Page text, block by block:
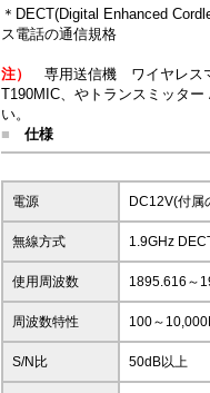
＊DECT(Digital Enhanced
ス電話の通信規格
注）
専用送信機 ワイヤレス
T190MIC、やトランスミッタ
い。
■ 仕様
電源 DC12V(付属
無線方式 1.9GHz
使用周波数 1895.616～
周波数特性 100～
S/N比 50dB以上